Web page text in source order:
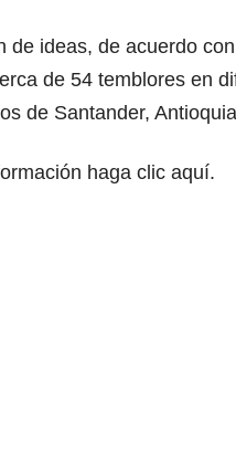
de ideas, de acuerdo
de 54 temblores en
de Santander,
haga clic aquí.